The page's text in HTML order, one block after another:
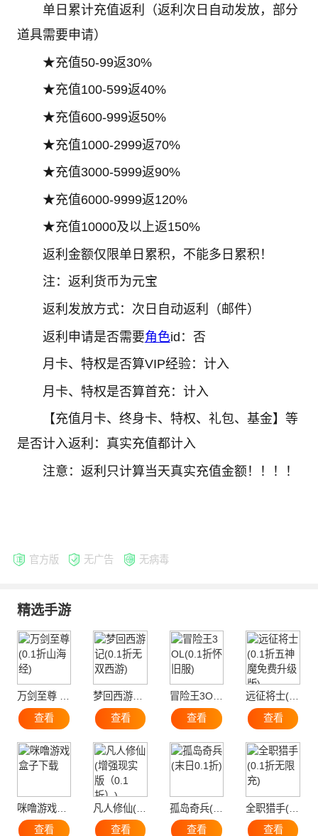
单日累计充值返利（返利次日自动发放，部分
道具需要申请）
★充值50-99返30%
★充值100-599返40%
★充值600-999返50%
★充值1000-2999返70%
★充值3000-5999返90%
★充值6000-9999返120%
★充值10000及以上返150%
返利金额仅限单日累积，不能多日累积！
注：返利货币为元宝
返利发放方式：次日自动返利（邮件）
返利申请是否需要角色id：否
月卡、特权是否算VIP经验：计入
月卡、特权是否算首充：计入
【充值月卡、终身卡、特权、礼包、基金】等
是否计入返利：真实充值都计入
注意：返利只计算当天真实充值金额！！！！
官方版 无广告 无病毒
精选手游
万剑至尊 (0.1折山海经)
查看
梦回西游记(0.1折无双西游)
查看
冒险王3OL(0.1折怀旧服)
查看
远征将士(0.1折五神魔免费升级版)
查看
咪噜游戏盒子下载
查看
查看
孤岛奇兵(末日0.1折)
查看
查看